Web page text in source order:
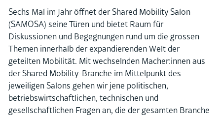
Events
Über uns
Sechs Mal im Jahr öffnet der Shared Mobility Salon
(SAMOSA) seine Türen und bietet Raum für
Diskussionen und Begegnungen rund um die grossen
Themen innerhalb der expandierenden Welt der
geteilten Mobilität. Mit wechselnden Macher:innen aus
der Shared Mobility-Branche im Mittelpunkt des
jeweiligen Salons gehen wir jene politischen,
betriebswirtschaftlichen, technischen und
gesellschaftlichen Fragen an, die der gesamten Branche